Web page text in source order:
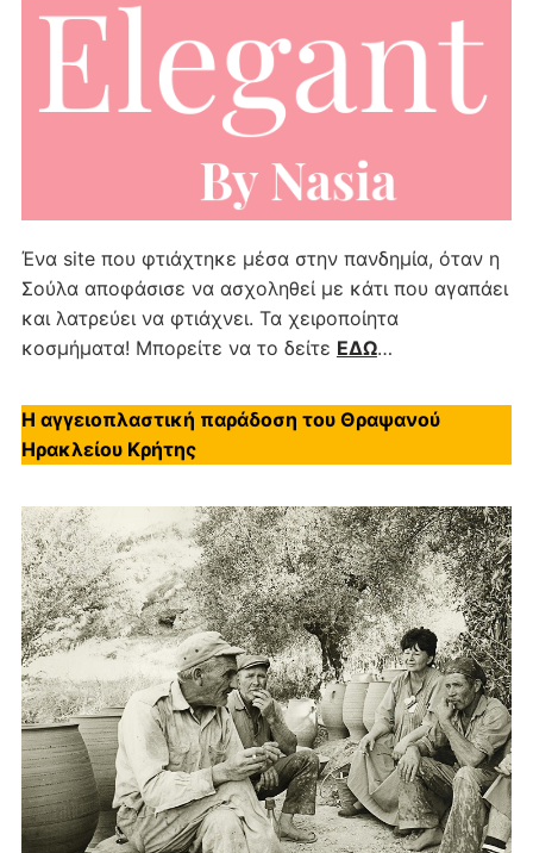
Ένα site που φτιάχτηκε μέσα στην πανδημία, όταν η
Σούλα αποφάσισε να ασχοληθεί με κάτι που αγαπάει
και λατρεύει να φτιάχνει. Τα χειροποίητα
κοσμήματα! Μπορείτε να το δείτε ΕΔΩ…
Η αγγειοπλαστική παράδοση του Θραψανού
Ηρακλείου Κρήτης